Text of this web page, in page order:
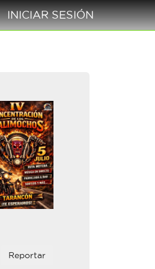
INICIAR SESIÓN
Reportar